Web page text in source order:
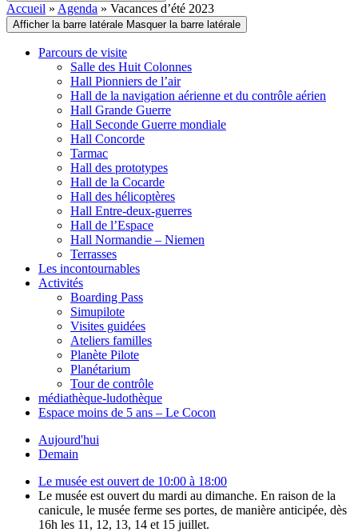
Accueil » Agenda » Vacances d’été 2023
Afficher la barre latérale Masquer la barre latérale
Parcours de visite
Salle des Huit Colonnes
Hall Pionniers de l’air
Hall de la navigation aérienne et du contrôle aérien
Hall Grande Guerre
Hall Seconde Guerre mondiale
Hall Concorde
Tarmac
Hall des prototypes
Hall de la Cocarde
Hall des hélicoptères
Hall Entre-deux-guerres
Hall de l’Espace
Hall Normandie – Niemen
Terrasses
Les incontournables
Activités
Boarding Pass
Simupilote
Visites guidées
Ateliers familles
Planète Pilote
Planétarium
Tour de contrôle
médiathèque-ludothèque
Espace moins de 5 ans – Le Cocon
Aujourd'hui
Demain
Le musée est ouvert de 10:00 à 18:00
Le musée est ouvert du mardi au dimanche. En raison de la
canicule, le musée ferme ses portes, de manière anticipée, dès
16h les 11, 12, 13, 14 et 15 juillet.